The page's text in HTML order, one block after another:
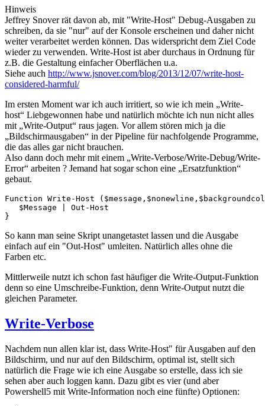
Hinweis
Jeffrey Snover rät davon ab, mit "Write-Host" Debug-Ausgaben zu
schreiben, da sie "nur" auf der Konsole erscheinen und daher nicht
weiter verarbeitet werden können. Das widerspricht dem Ziel Code
wieder zu verwenden. Write-Host ist aber durchaus in Ordnung für
z.B. die Gestaltung einfacher Oberflächen u.a.
Siehe auch http://www.jsnover.com/blog/2013/12/07/write-host-
considered-harmful/
Im ersten Moment war ich auch irritiert, so wie ich mein „Write-
host“ Liebgewonnen habe und natürlich möchte ich nun nicht alles
mit „Write-Output“ raus jagen. Vor allem stören mich ja die
„Bildschirmausgaben“ in der Pipeline für nachfolgende Programme,
die das alles gar nicht brauchen.
Also dann doch mehr mit einem „Write-Verbose/Write-Debug/Write-
Error“ arbeiten ? Jemand hat sogar schon eine „Ersatzfunktion“
gebaut.
Function Write-Host
   $Message | Out-Host
}
So kann man seine Skript unangetastet lassen und die Ausgabe
einfach auf ein "Out-Host" umleiten. Natürlich alles ohne die
Farben etc.
Mittlerweile nutzt ich schon fast häufiger die Write-Output-Funktion
denn so eine Umschreibe-Funktion, denn Write-Output nutzt die
gleichen Parameter.
Write-Verbose
Nachdem nun allen klar ist, dass Write-Host" für Ausgaben auf den
Bildschirm, und nur auf den Bildschirm, optimal ist, stellt sich
natürlich die Frage wie ich eine Ausgabe so erstelle, dass ich sie
sehen aber auch loggen kann. Dazu gibt es vier (und aber
Powershell5 mit Write-Information noch eine fünfte) Optionen: